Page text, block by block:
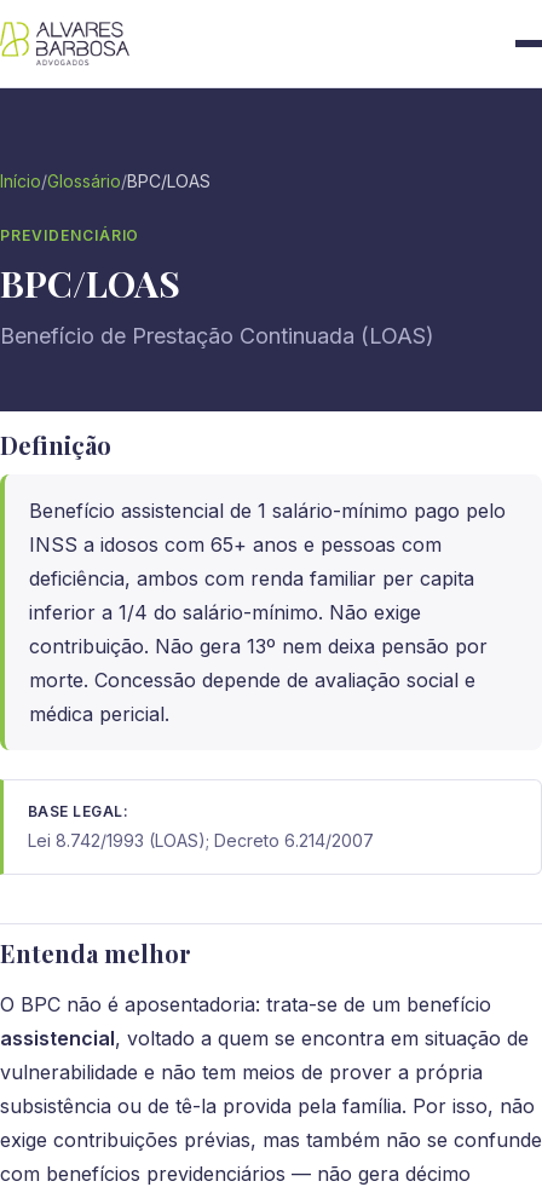
Início/Glossário/BPC/LOAS
PREVIDENCIÁRIO
BPC/LOAS
Benefício de Prestação Continuada (LOAS)
Definição
Benefício assistencial de 1 salário-mínimo pago pelo
INSS a idosos com 65+ anos e pessoas com
deficiência, ambos com renda familiar per capita
inferior a 1/4 do salário-mínimo. Não exige
contribuição. Não gera 13º nem deixa pensão por
morte. Concessão depende de avaliação social e
médica pericial.
BASE LEGAL:
Lei 8.742/1993 (LOAS); Decreto 6.214/2007
Entenda melhor
O BPC não é aposentadoria: trata-se de um benefício
assistencial, voltado a quem se encontra em situação de
vulnerabilidade e não tem meios de prover a própria
subsistência ou de tê-la provida pela família. Por isso, não
exige contribuições prévias, mas também não se confunde
com benefícios previdenciários — não gera décimo